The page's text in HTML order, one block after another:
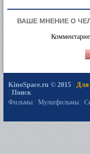
ВАШЕ МНЕНИЕ О
KinoSpace.ru © 2015 Для
Поиск
Фильмы
Мультфильмы